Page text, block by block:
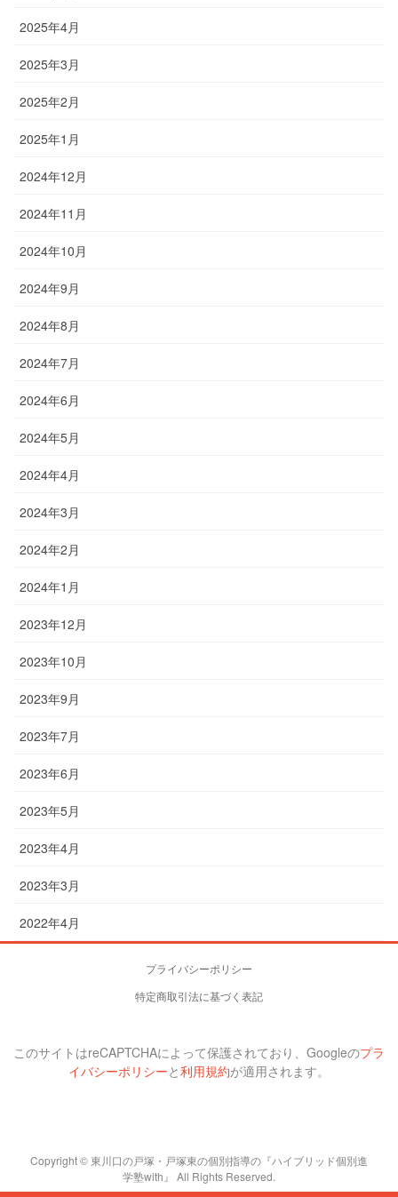
2025年4月
2025年3月
2025年2月
2025年1月
2024年12月
2024年11月
2024年10月
2024年9月
2024年8月
2024年7月
2024年6月
2024年5月
2024年4月
2024年3月
2024年2月
2024年1月
2023年12月
2023年10月
2023年9月
2023年7月
2023年6月
2023年5月
2023年4月
2023年3月
2022年4月
プライバシーポリシー
特定商取引法に基づく表記
このサイトはreCAPTCHAによって保護されており、Googleのプラ
イバシーポリシーと利用規約が適用されます。
Copyright © 東川口の戸塚・戸塚東の個別指導の『ハイブリッド個別進
学塾with』 All Rights Reserved.